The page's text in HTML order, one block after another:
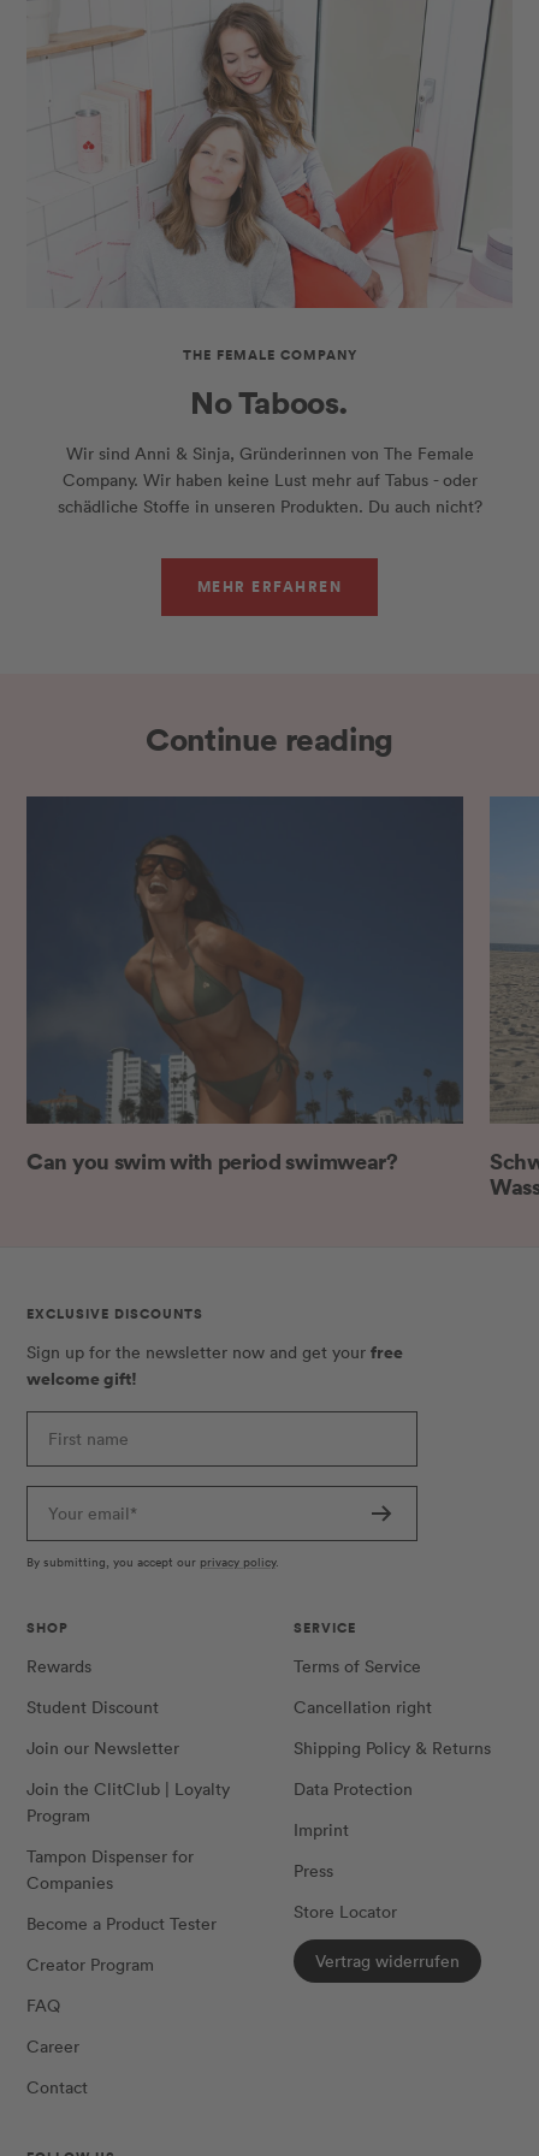
THE FEMALE COMPANY
No Taboos.
Wir sind Anni & Sinja, Gründerinnen von The Female
Company. Wir haben keine Lust mehr auf Tabus - oder
schädliche Stoffe in unseren Produkten. Du auch nicht?
MEHR ERFAHREN
Continue reading
Can you swim with period swimwear?
EXCLUSIVE DISCOUNTS
Sign up for the newsletter now and get your free
welcome gift!
First name
Your email*
By submitting, you accept our privacy policy.
SHOP
Rewards
Student Discount
Join our Newsletter
Join the ClitClub | Loyalty
Program
Tampon Dispenser for
Companies
Become a Product Tester
Creator Program
FAQ
Career
Contact
SERVICE
Terms of Service
Cancellation right
Shipping Policy & Returns
Data Protection
Imprint
Press
Store Locator
Vertrag widerrufen